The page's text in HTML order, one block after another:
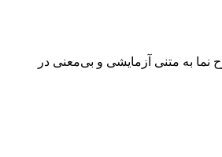
نما به متنی آزمایشی و بی‌معنی در